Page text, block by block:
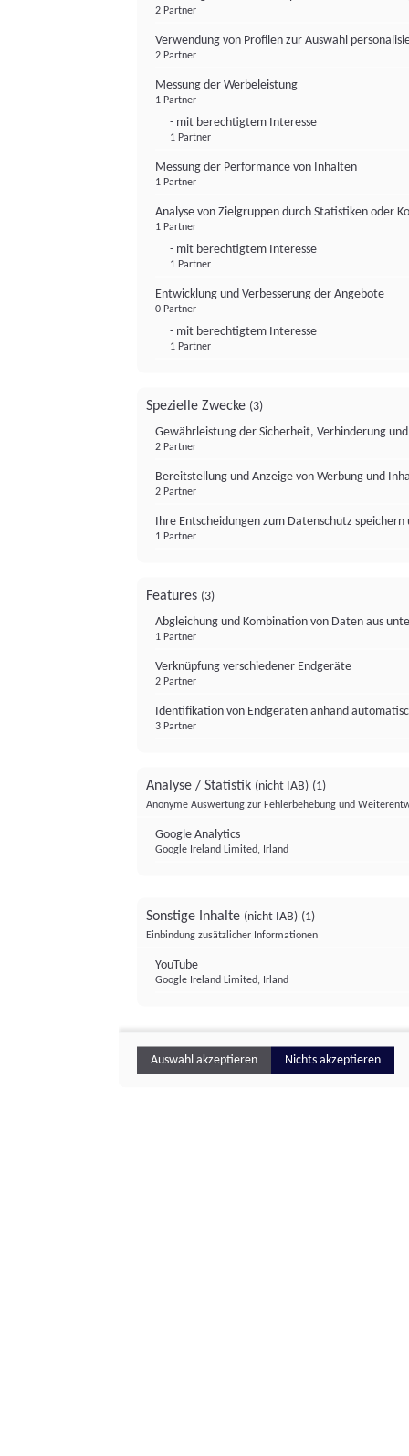
2 Partner
Verwendung von Profilen zur Auswahl
2 Partner
Messung der Werbeleistung
1 Partner
- mit berechtigtem Interesse
1 Partner
Messung der Performance von Inhalten
1 Partner
Analyse von Zielgruppen durch Statistiken oder
1 Partner
- mit berechtigtem Interesse
1 Partner
Entwicklung und Verbesserung der Angebote
0 Partner
- mit berechtigtem Interesse
1 Partner
Spezielle Zwecke (3)
Gewährleistung der Sicherheit, Verhinderung
2 Partner
Bereitstellung und Anzeige von Werbung und
2 Partner
Ihre Entscheidungen zum Datenschutz
1 Partner
Features (3)
Abgleichung und Kombination von Daten aus
1 Partner
Verknüpfung verschiedener Endgeräte
2 Partner
Identifikation von Endgeräten anhand
3 Partner
Analyse / Statistik (nicht IAB) (1)
Anonyme Auswertung zur Fehlerbehebung und
Google Analytics
Google Ireland Limited, Irland
Sonstige Inhalte (nicht IAB) (1)
Einbindung zusätzlicher Informationen
YouTube
Google Ireland Limited, Irland
Auswahl akzeptieren Nichts akzeptieren